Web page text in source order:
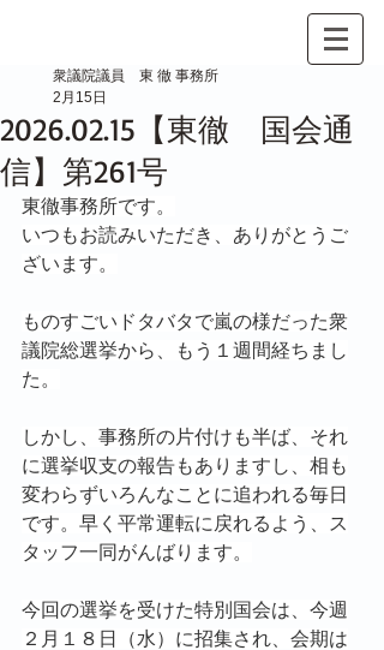
2026.02.15【東徹 国会通
信】第261号
衆議院議員 東 徹 事務所
2月15日
東徹事務所です。
いつもお読みいただき、ありがとうご
ざいます。
ものすごいドタバタで嵐の様だった衆
議院総選挙から、もう１週間経ちまし
た。
しかし、事務所の片付けも半ば、それ
に選挙収支の報告もありますし、相も
変わらずいろんなことに追われる毎日
です。早く平常運転に戻れるよう、ス
タッフ一同がんばります。
今回の選挙を受けた特別国会は、今週
２月１８日（水）に招集され、会期は